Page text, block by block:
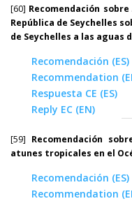
[60] Recomendación
República de Seychelles
de Seychelles a las aguas
Recomendación (ES)
Recommendation
Respuesta CE (ES)
Reply EC (EN)
[59] Recomendación
atunes tropicales en el
Recomendación (ES)
Recommendation